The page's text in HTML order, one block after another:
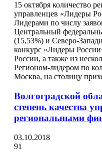
15 октября количество
управленцев «Лидеры
Лидерами по числу
Центральный
(15,53%) и Северо-
конкурс «Лидеры
России, а также из
Регионом-лидером по
Москва, на столицу
Волгоградской
степень качества
региональными
03.10.2018
91